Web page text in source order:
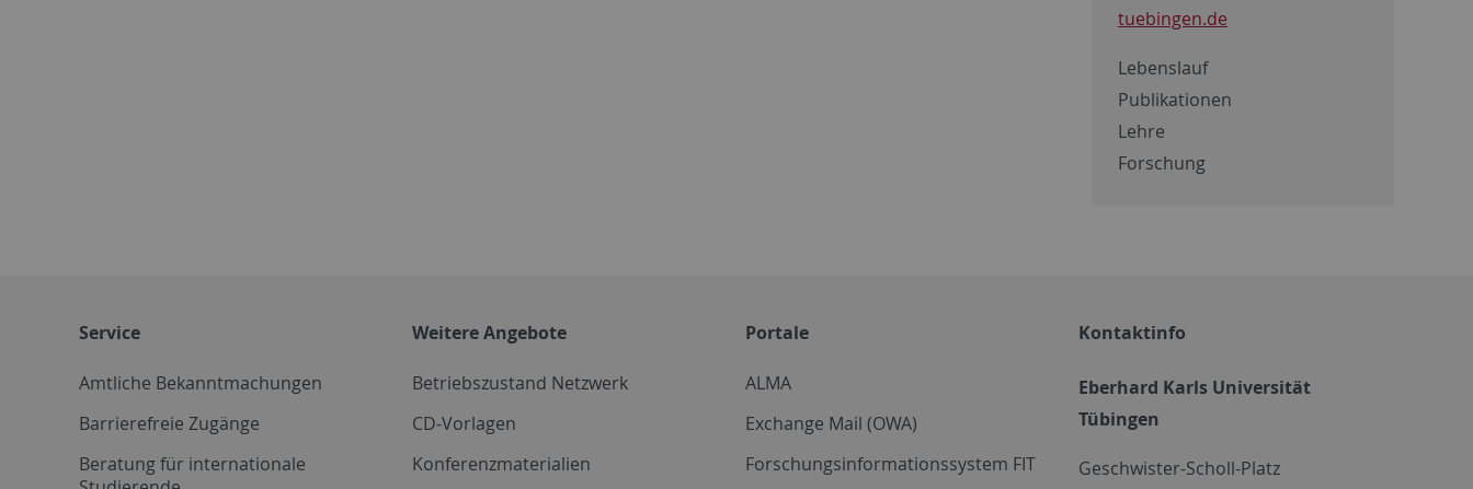
tuebingen.de
Lebenslauf
Publikationen
Lehre
Forschung
Service
Amtliche Bekanntmachungen
Barrierefreie Zugänge
Beratung für internationale
Weitere Angebote
Betriebszustand Netzwerk
CD-Vorlagen
Konferenzmaterialien
Portale
ALMA
Exchange Mail (OWA)
Forschungsinformationssystem FIT
Kontaktinfo
Eberhard Karls Universität
Tübingen
Geschwister-Scholl-Platz